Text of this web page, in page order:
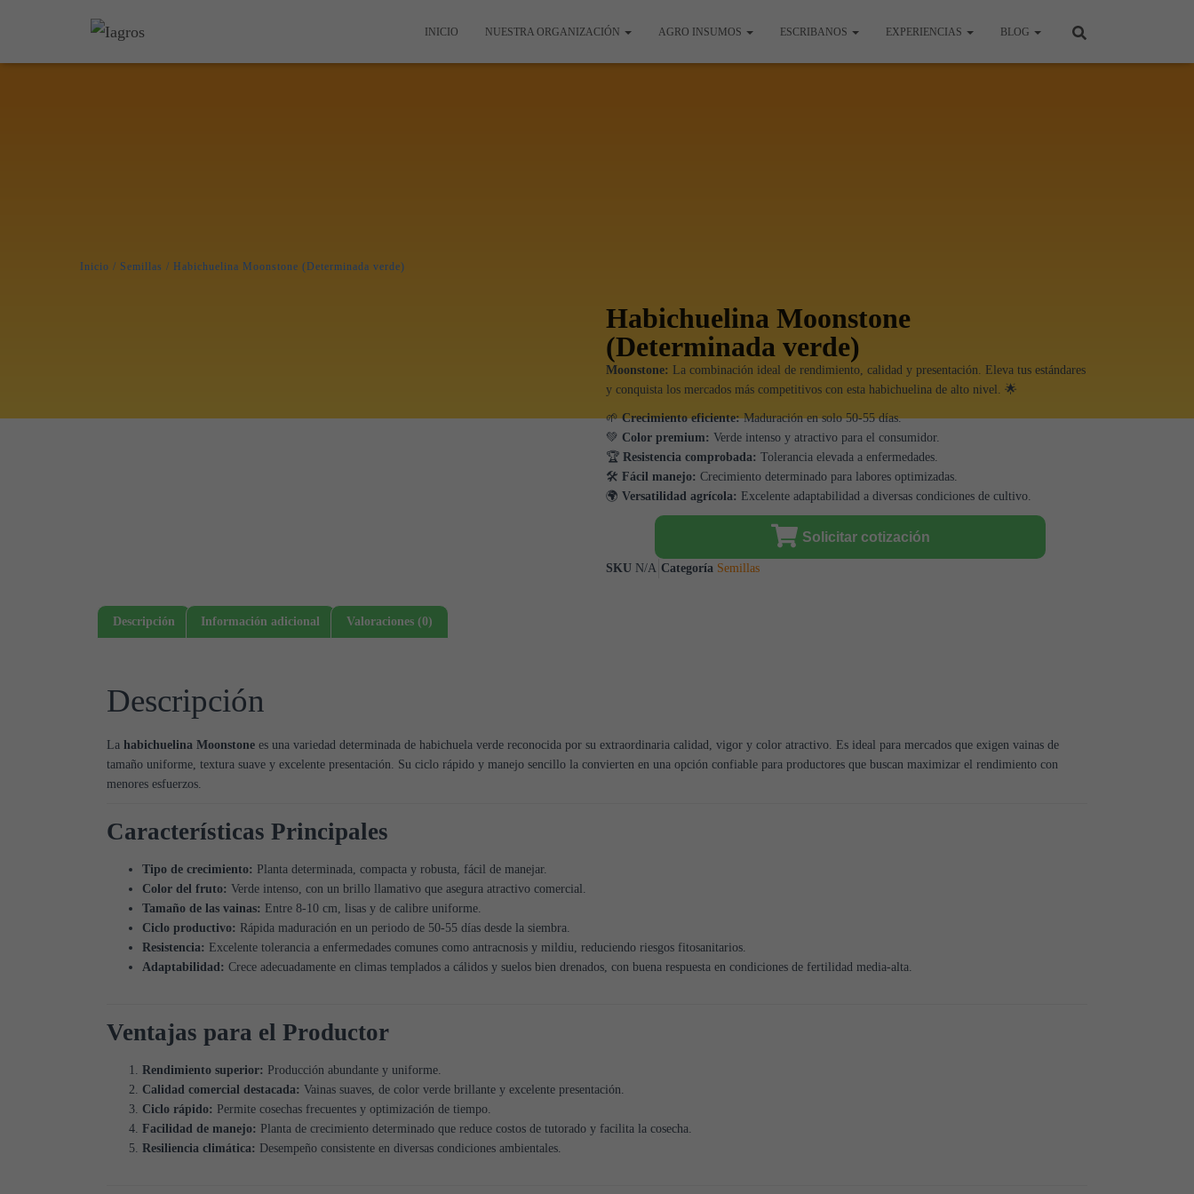
INICIO NUESTRA ORGANIZACIÓN AGRO INSUMOS ESCRIBANOS EXPERIENCIAS BLOG
Inicio / Semillas / Habichuelina Moonstone (Determinada verde)
Habichuelina Moonstone
(Determinada verde)
Moonstone: La combinación ideal de rendimiento, calidad y presentación. Eleva tus estándares
y conquista los mercados más competitivos con esta habichuelina de alto nivel. 🌟
🌱Crecimiento eficiente:Maduración en solo 50-55 días.
💚 Color premium: Verde intenso y atractivo para el consumidor.
🏆 Resistencia comprobada: Tolerancia elevada a enfermedades.
🛠️ Fácil manejo: Crecimiento determinado para labores optimizadas.
🌍 Versatilidad agrícola: Excelente adaptabilidad a diversas condiciones de cultivo.
Solicitar cotización
SKU N/A Categoría Semillas
Descripción Información adicional Valoraciones (0)
Descripción
La habichuelina Moonstone es una variedad determinada de habichuela verde reconocida por su extraordinaria calidad, vigor y color atractivo. Es ideal para mercados que exigen vainas de
tamaño uniforme, textura suave y excelente presentación. Su ciclo rápido y manejo sencillo la convierten en una opción confiable para productores que buscan maximizar el rendimiento con
menores esfuerzos.
Características Principales
Tipo de crecimiento: Planta determinada, compacta y robusta, fácil de manejar.
Color del fruto: Verde intenso, con un brillo llamativo que asegura atractivo comercial.
Tamaño de las vainas: Entre 8-10 cm, lisas y de calibre uniforme.
Ciclo productivo: Rápida maduración en un periodo de 50-55 días desde la siembra.
Resistencia: Excelente tolerancia a enfermedades comunes como antracnosis y mildiu, reduciendo riesgos fitosanitarios.
Adaptabilidad: Crece adecuadamente en climas templados a cálidos y suelos bien drenados, con buena respuesta en condiciones de fertilidad media-alta.
Ventajas para el Productor
Rendimiento superior: Producción abundante y uniforme.
Calidad comercial destacada: Vainas suaves, de color verde brillante y excelente presentación.
Ciclo rápido: Permite cosechas frecuentes y optimización de tiempo.
Facilidad de manejo: Planta de crecimiento determinado que reduce costos de tutorado y facilita la cosecha.
Resiliencia climática: Desempeño consistente en diversas condiciones ambientales.